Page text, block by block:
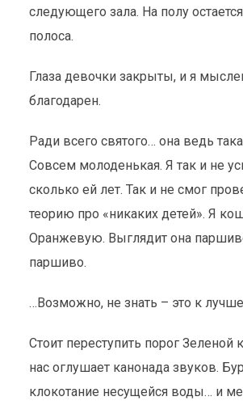
следующего зала. На полу
полоса.
Глаза девочки закрыты, и я
благодарен.
Ради всего святого… она ведь
Совсем молоденькая. Я так и не
сколько ей лет. Так и не смог
теорию про «никаких детей». Я
Оранжевую. Выглядит она
паршиво.
…Возможно, не знать – это к
Стоит переступить порог Зеленой
нас оглушает канонада звуков.
клокотание несущейся воды… и